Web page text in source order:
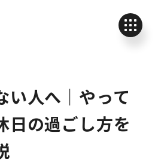
い人へ｜やって
日の過ごし方を